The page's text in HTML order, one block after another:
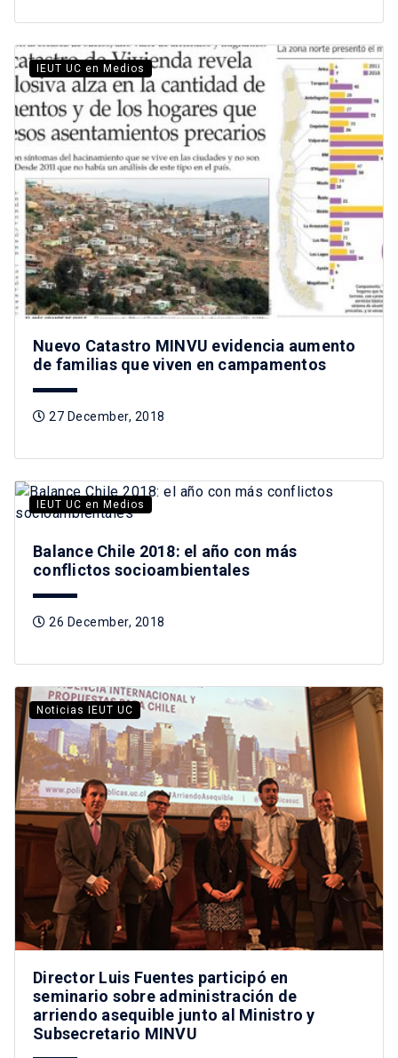
IEUT UC en Medios
Nuevo Catastro MINVU evidencia aumento
de familias que viven en campamentos
27 December, 2018
IEUT UC en Medios
Balance Chile 2018: el año con más
conflictos socioambientales
26 December, 2018
Noticias IEUT UC
Director Luis Fuentes participó en
seminario sobre administración de
arriendo asequible junto al Ministro y
Subsecretario MINVU